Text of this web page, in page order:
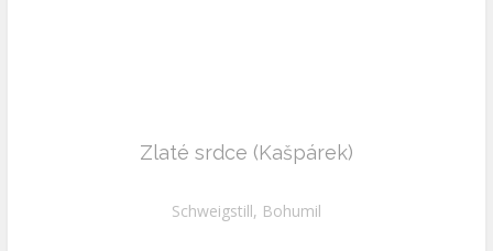
Zlaté srdce (Kašpárek)
Schweigstill, Bohumil